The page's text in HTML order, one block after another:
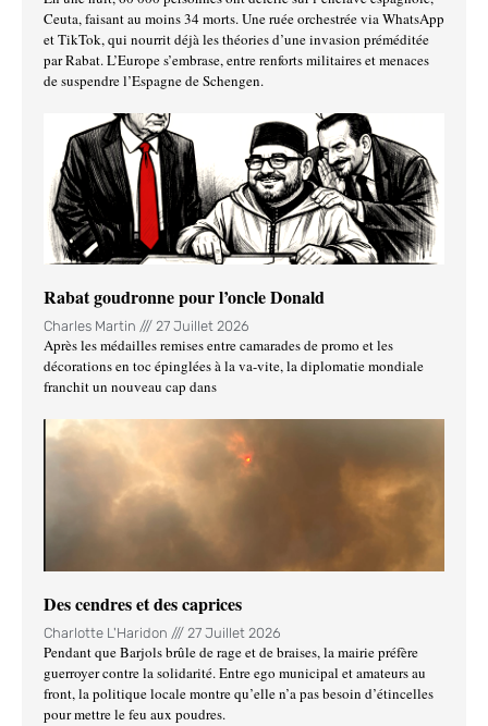
Ceuta, faisant au moins 34 morts. Une ruée orchestrée via WhatsApp
et TikTok, qui nourrit déjà les théories d’une invasion préméditée
par Rabat. L’Europe s’embrase, entre renforts militaires et menaces
de suspendre l’Espagne de Schengen.
Rabat goudronne pour l’oncle Donald
Charles Martin 27 Juillet 2026
Après les médailles remises entre camarades de promo et les
décorations en toc épinglées à la va-vite, la diplomatie mondiale
franchit un nouveau cap dans
Des cendres et des caprices
Charlotte L'Haridon 27 Juillet 2026
Pendant que Barjols brûle de rage et de braises, la mairie préfère
guerroyer contre la solidarité. Entre ego municipal et amateurs au
front, la politique locale montre qu’elle n’a pas besoin d’étincelles
pour mettre le feu aux poudres.